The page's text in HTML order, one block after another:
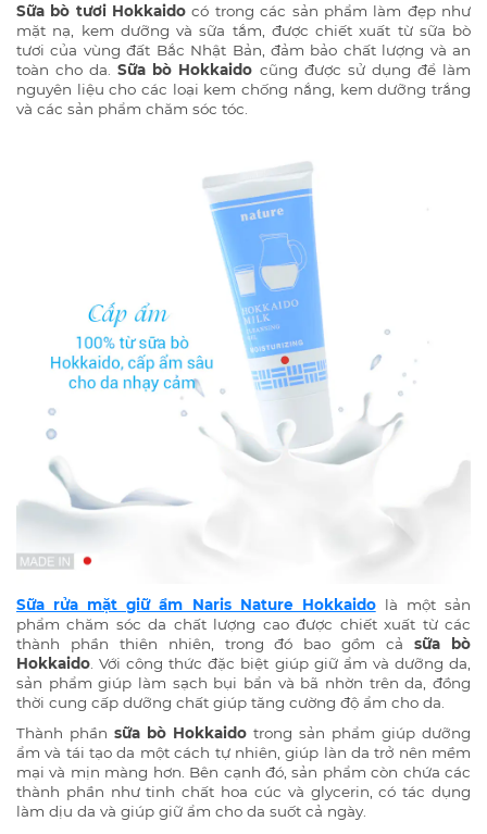
Sữa bò tươi Hokkaido có trong các sản phẩm làm đẹp như
mặt nạ, kem dưỡng và sữa tắm, được chiết xuất từ sữa bò
tươi của vùng đất Bắc Nhật Bản, đảm bảo chất lượng và an
toàn cho da.Sữa bò Hokkaido cũng được sử dụng để làm
nguyên liệu cho các loại kem chống nắng, kem dưỡng trắng
và các sản phẩm chăm sóc tóc.
Sữa rửa mặt giữ ẩm Naris Nature Hokkaidolà một sản
phẩm chăm sóc da chất lượng cao được chiết xuất từ các
thành phần thiên nhiên, trong đó bao gồm cảsữa bò
Hokkaido . Với công thức đặc biệt giúp giữ ẩm và dưỡng da,
sản phẩm giúp làm sạch bụi bẩn và bã nhờn trên da, đồng
thời cung cấp dưỡng chất giúp tăng cường độ ẩm cho da.
Thành phần sữa bò Hokkaido trong sản phẩm giúp dưỡng
ẩm và tái tạo da một cách tự nhiên, giúp làn da trở nên mềm
mại và mịn màng hơn. Bên cạnh đó, sản phẩm còn chứa các
thành phần như tinh chất hoa cúc và glycerin, có tác dụng
làm dịu da và giúp giữ ẩm cho da suốt cả ngày.